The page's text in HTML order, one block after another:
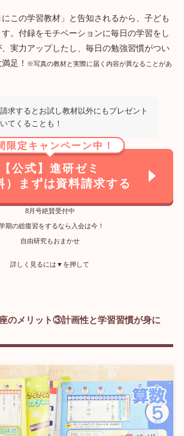
この学習教材」と告知されるから、子ども
。付録をモチベーションに毎日の学習をし
実力アップしたし、毎日の勉強習慣がつい
足！ ※写真の教材と実際に届く内容が異なることがあ
求するとお試し教材以外にもプレゼント
てくることも！
限定キャンペーン中！
【公式】進研ゼミ
）まずは資料請求する
8月号絶賛受付中
期の総復習をするなら入会は今！
自由研究もおまかせ
詳しく見るには▼を押して
のメリット③計画性と学習習慣が身に